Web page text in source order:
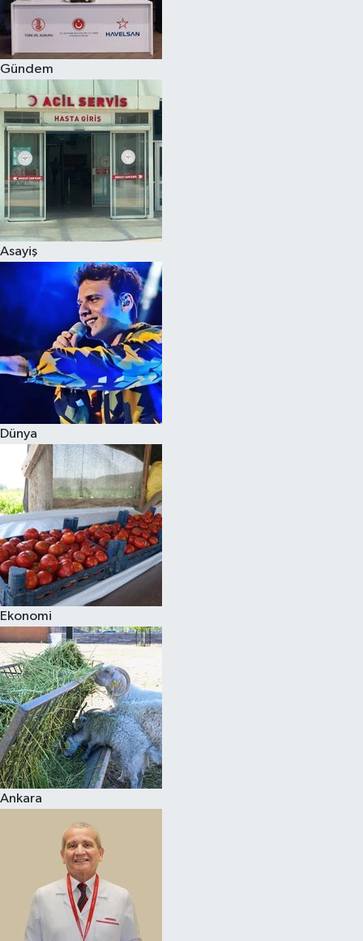
Gündem
Asayiş
Dünya
Ekonomi
Ankara
Spor
Burç Yorumları
Çocuk
Hava Durumu
Kadın
Kim kimdir?
Kültür Sanat
Sağlık
Siyaset
Teknoloji
Televizyon
Yaşam-Çevre